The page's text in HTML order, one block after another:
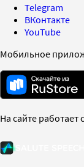
Telegram
ВКонтакте
YouTube
Мобильное
На сайте работает